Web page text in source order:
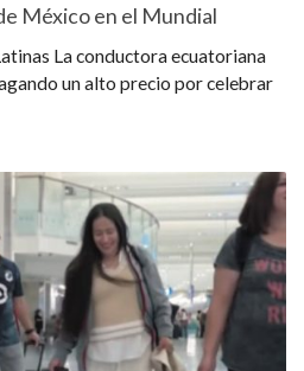
México en el Mundial
La conductora ecuatoriana
un alto precio por celebrar